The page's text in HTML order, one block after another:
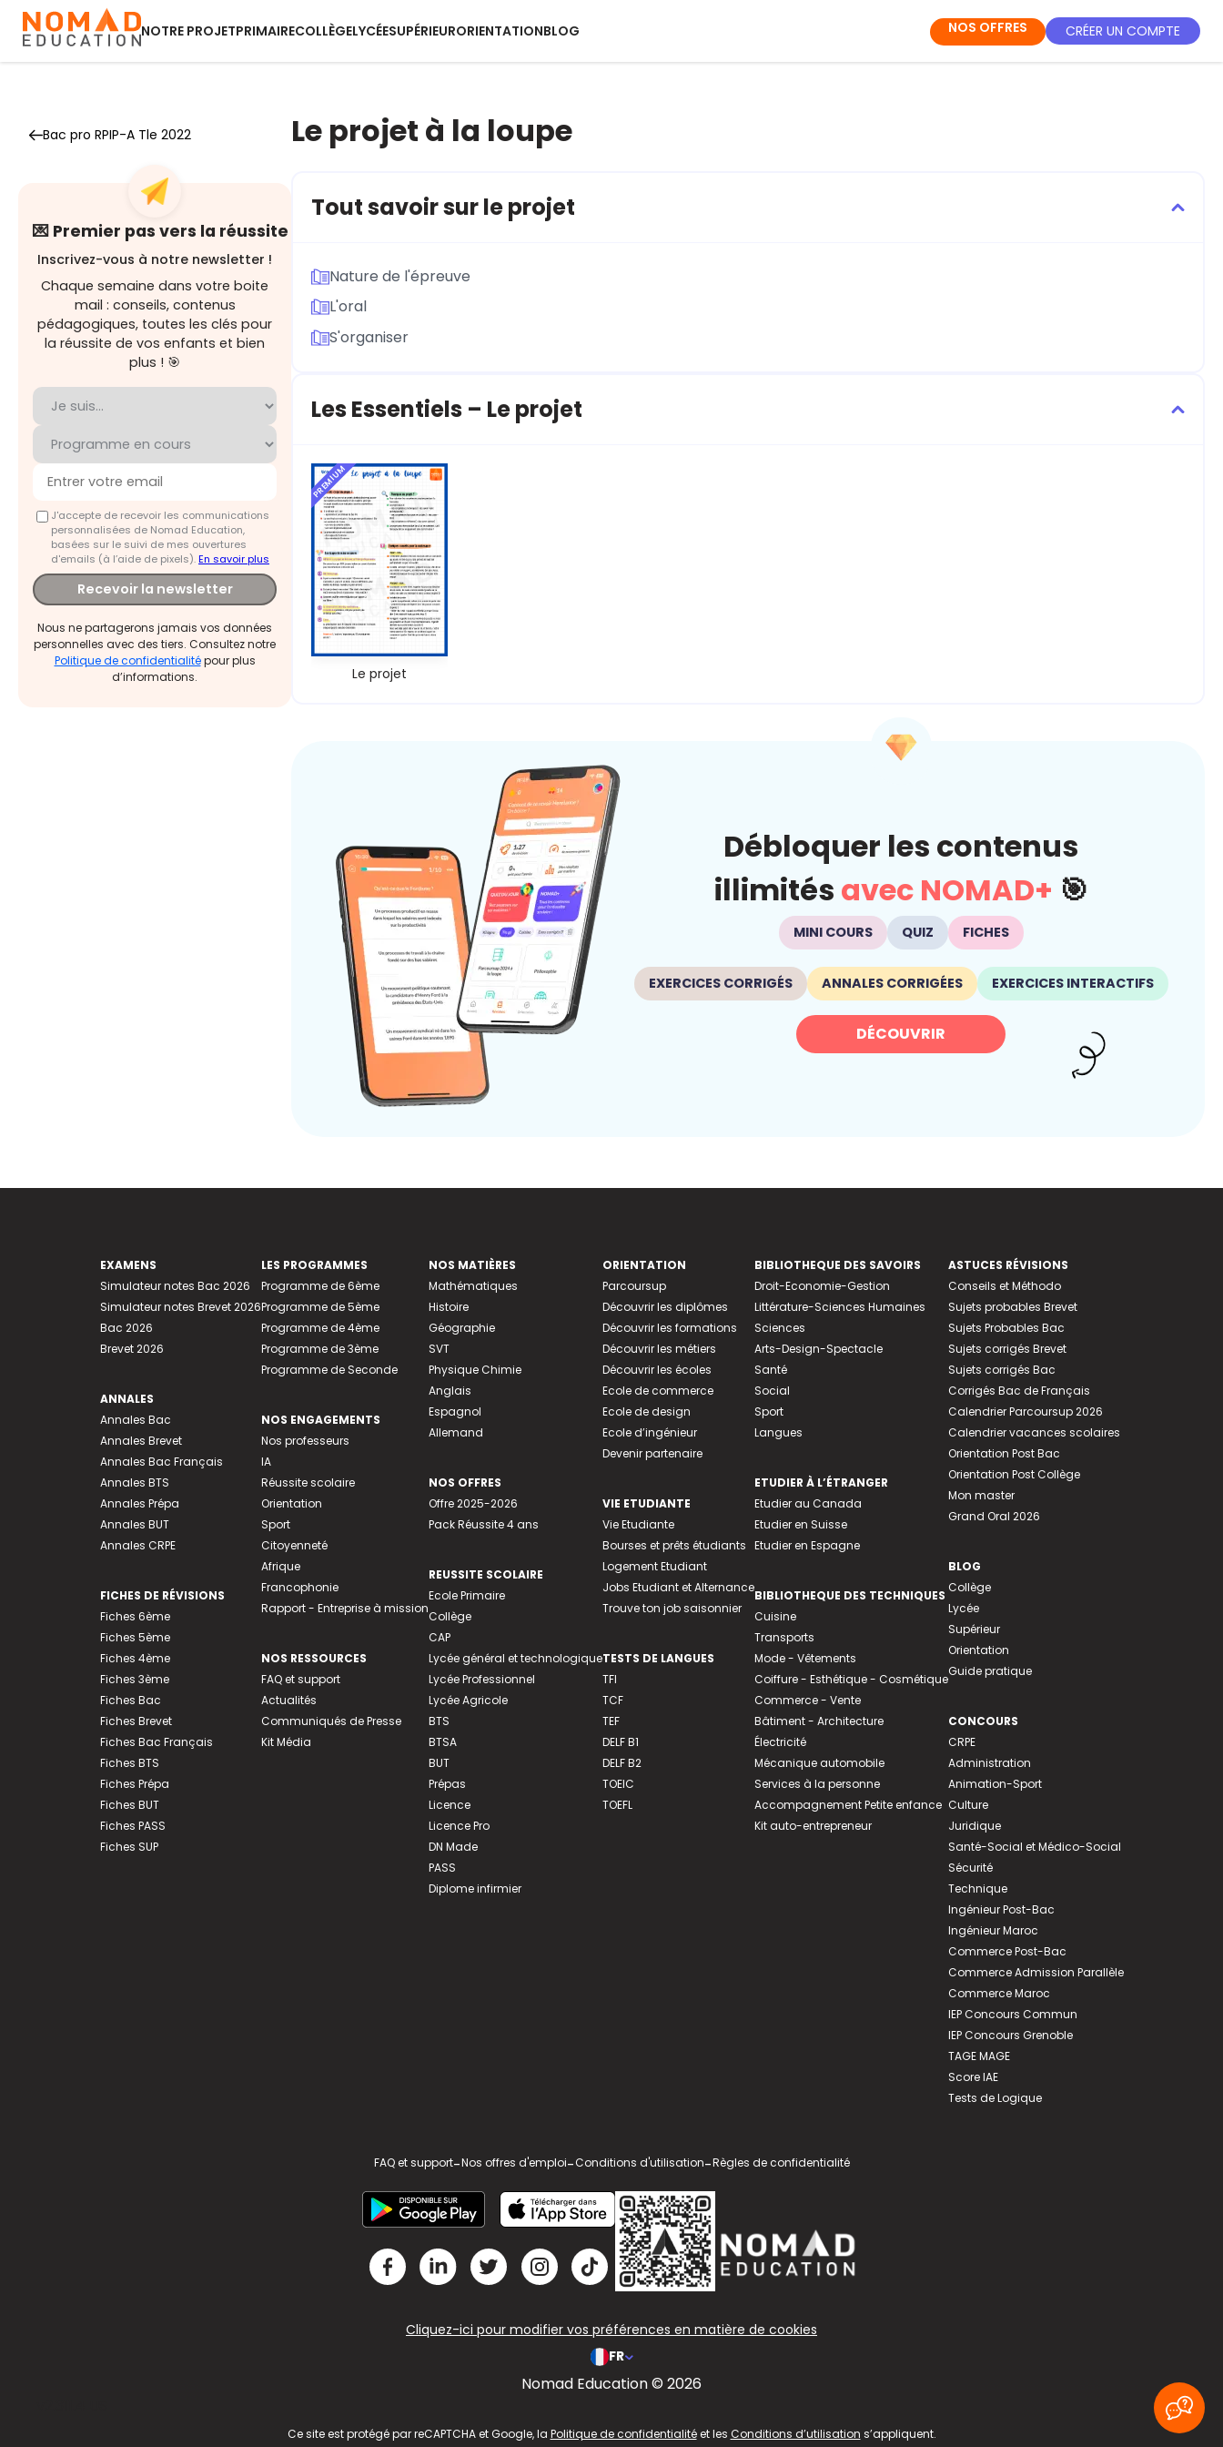
NOTRE PROJETPRIMAIRECOLLÈGELYCÉESUPÉRIEURORIENTATIONBLOG NOS OFFRES CRÉER UN COMPTE
Bac pro RPIP-A Tle 2022
💌 Premier pas vers la réussite
Inscrivez-vous à notre newsletter !
Chaque semaine dans votre boite
mail : conseils, contenus
pédagogiques, toutes les clés pour
la réussite de vos enfants et bien
plus ! 🎯
J'accepte de recevoir les communications
personnalisées de Nomad Education,
basées sur le suivi de mes ouvertures
d'emails (à l’aide de pixels).En savoir plus
Recevoir la newsletter
Nous ne partagerons jamais vos données
personnelles avec des tiers. Consultez notre
Politique de confidentialitépour plus
d’informations.
Le projet à la loupe
Tout savoir sur le projet
Nature de l'épreuve
L'oral
S'organiser
Les Essentiels – Le projet
PREMIUM
Le projet
Débloquer les contenus
illimités avec NOMAD+ 🎯
MINI COURS QUIZ FICHES
EXERCICES CORRIGÉS ANNALES CORRIGÉES EXERCICES INTERACTIFS
DÉCOUVRIR
EXAMENS
Simulateur notes Bac 2026
Simulateur notes Brevet 2026
Bac 2026
Brevet 2026
ANNALES
Annales Bac
Annales Brevet
Annales Bac Français
Annales BTS
Annales Prépa
Annales BUT
Annales CRPE
FICHES DE RÉVISIONS
Fiches 6ème
Fiches 5ème
Fiches 4ème
Fiches 3ème
Fiches Bac
Fiches Brevet
Fiches Bac Français
Fiches BTS
Fiches Prépa
Fiches BUT
Fiches PASS
Fiches SUP
LES PROGRAMMES
Programme de 6ème
Programme de 5ème
Programme de 4ème
Programme de 3ème
Programme de Seconde
NOS ENGAGEMENTS
Nos professeurs
IA
Réussite scolaire
Orientation
Sport
Citoyenneté
Afrique
Francophonie
Rapport - Entreprise à mission
NOS RESSOURCES
FAQ et support
Actualités
Communiqués de Presse
Kit Média
NOS MATIÈRES
Mathématiques
Histoire
Géographie
SVT
Physique Chimie
Anglais
Espagnol
Allemand
NOS OFFRES
Offre 2025-2026
Pack Réussite 4 ans
REUSSITE SCOLAIRE
Ecole Primaire
Collège
CAP
Lycée général et technologique
Lycée Professionnel
Lycée Agricole
BTS
BTSA
BUT
Prépas
Licence
Licence Pro
DN Made
PASS
Diplome infirmier
ORIENTATION
Parcoursup
Découvrir les diplômes
Découvrir les formations
Découvrir les métiers
Découvrir les écoles
Ecole de commerce
Ecole de design
Ecole d’ingénieur
Devenir partenaire
VIE ETUDIANTE
Vie Etudiante
Bourses et prêts étudiants
Logement Etudiant
Jobs Etudiant et Alternance
Trouve ton job saisonnier
TESTS DE LANGUES
TFI
TCF
TEF
DELF B1
DELF B2
TOEIC
TOEFL
BIBLIOTHEQUE DES SAVOIRS
Droit-Economie-Gestion
Littérature-Sciences Humaines
Sciences
Arts-Design-Spectacle
Santé
Social
Sport
Langues
ETUDIER À L’ÉTRANGER
Etudier au Canada
Etudier en Suisse
Etudier en Espagne
BIBLIOTHEQUE DES TECHNIQUES
Cuisine
Transports
Mode - Vêtements
Coiffure - Esthétique - Cosmétique
Commerce - Vente
Bâtiment - Architecture
Électricité
Mécanique automobile
Services à la personne
Accompagnement Petite enfance
Kit auto-entrepreneur
ASTUCES RÉVISIONS
Conseils et Méthodo
Sujets probables Brevet
Sujets Probables Bac
Sujets corrigés Brevet
Sujets corrigés Bac
Corrigés Bac de Français
Calendrier Parcoursup 2026
Calendrier vacances scolaires
Orientation Post Bac
Orientation Post Collège
Mon master
Grand Oral 2026
BLOG
Collège
Lycée
Supérieur
Orientation
Guide pratique
CONCOURS
CRPE
Administration
Animation-Sport
Culture
Juridique
Santé-Social et Médico-Social
Sécurité
Technique
Ingénieur Post-Bac
Ingénieur Maroc
Commerce Post-Bac
Commerce Admission Parallèle
Commerce Maroc
IEP Concours Commun
IEP Concours Grenoble
TAGE MAGE
Score IAE
Tests de Logique
FAQ et support-Nos offres d'emploi-Conditions d'utilisation-Règles de confidentialité
Cliquez-ici pour modifier vos préférences en matière de cookies
FR
Nomad Education © 2026
Ce site est protégé par reCAPTCHA et Google, la Politique de confidentialitéet les Conditions d’utilisation s’appliquent.